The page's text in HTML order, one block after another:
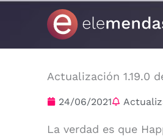
contenido
Actualización 1.19.0
24/06/2021
La verdad es que